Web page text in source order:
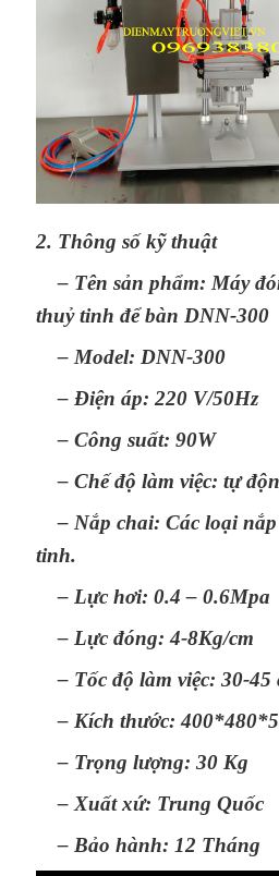
2. Thông số kỹ thuật
– Tên sản phẩm: Máy
thuỷ tinh để bàn DNN-300
– Model: DNN-300
– Điện áp: 220 V/50Hz
– Công suất: 90W
– Chế độ làm việc: tự
– Nắp chai: Các loại
tinh.
– Lực hơi: 0.4 – 0.6Mpa
– Lực đóng: 4-8Kg/cm
– Tốc độ làm việc: 30-45
– Kích thước:
– Trọng lượng: 30 Kg
– Xuất xứ: Trung Quốc
– Bảo hành: 12 Tháng